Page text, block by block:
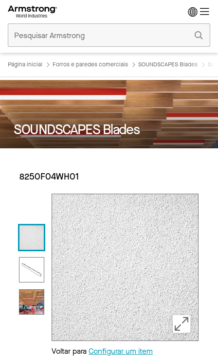
Comerciais
Início
Página inicial Forros e paredes comerciais SOUNDSCAPES Blades
SOUNDSCAPES Blades
8250F04WH01
Voltar paraConfigurar um item